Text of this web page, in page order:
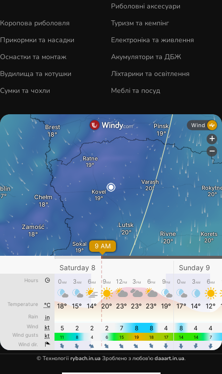
Коропова риболовля
Прикормки та насадки
Оснастки та монтаж
Вудилища та котушки
Сумки та чохли
Риболовні аксесуари
Туризм та кемпінг
Електроніка та живлення
Акумулятори та ДБЖ
Ліхтарики та освітлення
Меблі та посуд
© Технології rybach.in.uaЗроблено з любов'ю daaart.in.ua.